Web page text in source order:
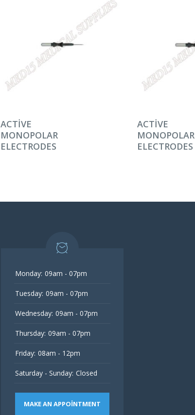
DEVAMINI OKU
ACTIVE
MONOPOLAR
ELECTRODES
DEVAMINI OKU
ACTIVE
MONOPOLAR
ELECTRODES
Monday: 09am - 07pm
Tuesday: 09am - 07pm
Wednesday: 09am - 07pm
Thursday: 09am - 07pm
Friday: 08am - 12pm
Saturday - Sunday: Closed
MAKE AN APPOINTMENT